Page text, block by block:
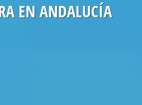
EN ANDALUCÍA